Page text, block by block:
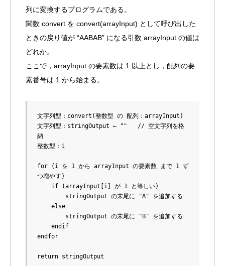
列に変換するプログラムである。
関数 convert を convert(arrayInput) として呼び出した
ときの戻り値が “AABAB” になる引数 arrayInput の値は
どれか。
ここで，arrayInput の要素数は 1 以上とし，配列の要
素番号は 1 から始まる。
文字列型：convert(整数型 の 配列：arrayInput)
文字列型：stringOutput ← ""   // 空文字列を格
納
整数型：i
for (i を 1 から arrayInput の要素数 まで 1 ず
つ増やす)
endfor
return stringOutput